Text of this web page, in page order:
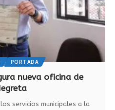
PORTADA
nueva oficina de
servicios municipales a la